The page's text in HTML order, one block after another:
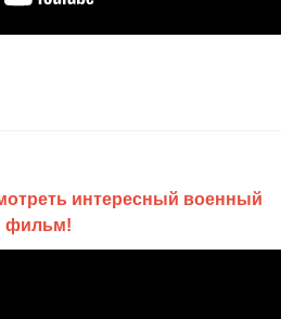
интересный военный
фильм!